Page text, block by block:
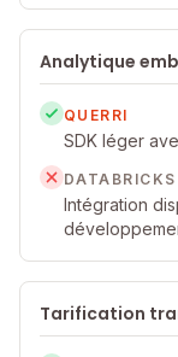
Analytique
QUERRI
SDK léger
DATABRICKS
Intégration
Tarification